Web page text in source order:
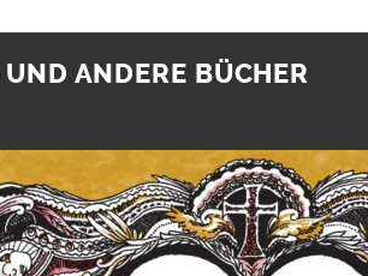
ANDERE BÜCHER